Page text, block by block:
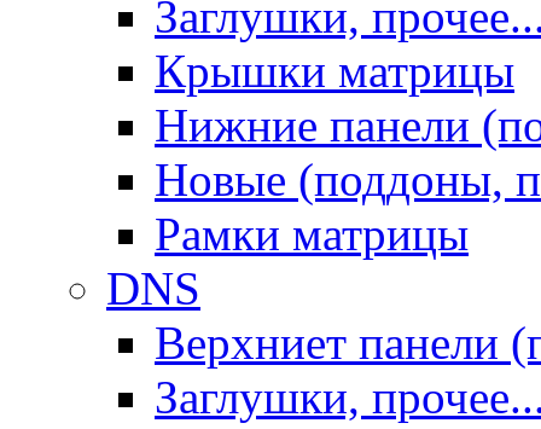
Заглушки,
Крышки матрицы
Нижние панели
Новые (поддоны,
Рамки матрицы
DNS
Верхниет панели
Заглушки,